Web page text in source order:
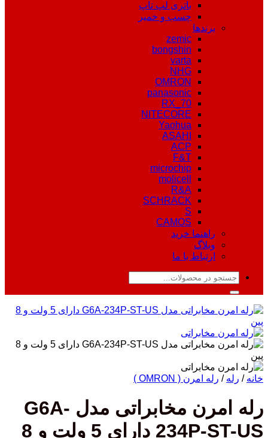
باتری لپ تاپ
چسب و خمیر
برندها
zemic
bongshin
varta
NHG
OMRON
panasonic
RX_70
NITECORE
Yaohua
ASAHI
ACP
F&T
microchip
molicell
R&A
SCHRACK
S
CAMOS
راهنما خرید
وبلاگ
ارتباط با ما
جستجو
خانه / رله / رله امرن ( OMRON )
رله امرن مخابراتی مدل G6A-
234P-ST-US دارای 5 ولت و 8